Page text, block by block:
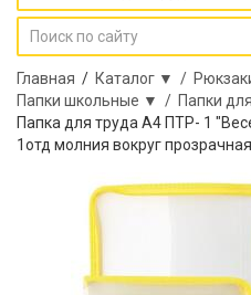
Главная / Каталог ▼ /
Папки школьные ▼ / Папки
Папка для труда А4 ПТР- 1
1отд молния вокруг прозрачная